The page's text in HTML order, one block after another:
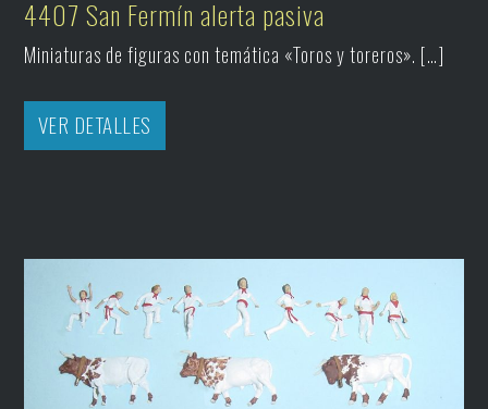
4407 San Fermín alerta pasiva
Miniaturas de figuras con temática «Toros y toreros». […]
VER DETALLES